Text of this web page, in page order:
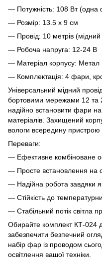
— Потужність: 108 Вт (одна
— Розмір: 13.5 х 9 см
— Провід: 10 метрів
— Робоча напруга: 12-24 В
— Матеріал корпусу: Метал
— Комплектація: 4 фари,
Універсальний мідний
бортовими мережами 12 та
надійно встановити фари
матеріалів. Захищений
вологи всередину пристрою
Переваги:
— Ефективне комбіноване
— Просте встановлення на
— Надійна робота завдяки
— Стійкість до
— Стабільний потік світла
Обирайте комплект КТ-024
забезпечити безпечний
набір фар із проводом
освітлення вашої техніки.